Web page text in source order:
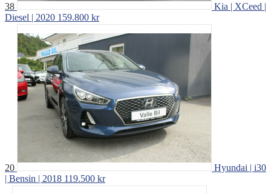
38
Kia | XCeed |
Diesel | 2020 159.800 kr
20
Hyundai | i30
| Bensin | 2018 119.500 kr